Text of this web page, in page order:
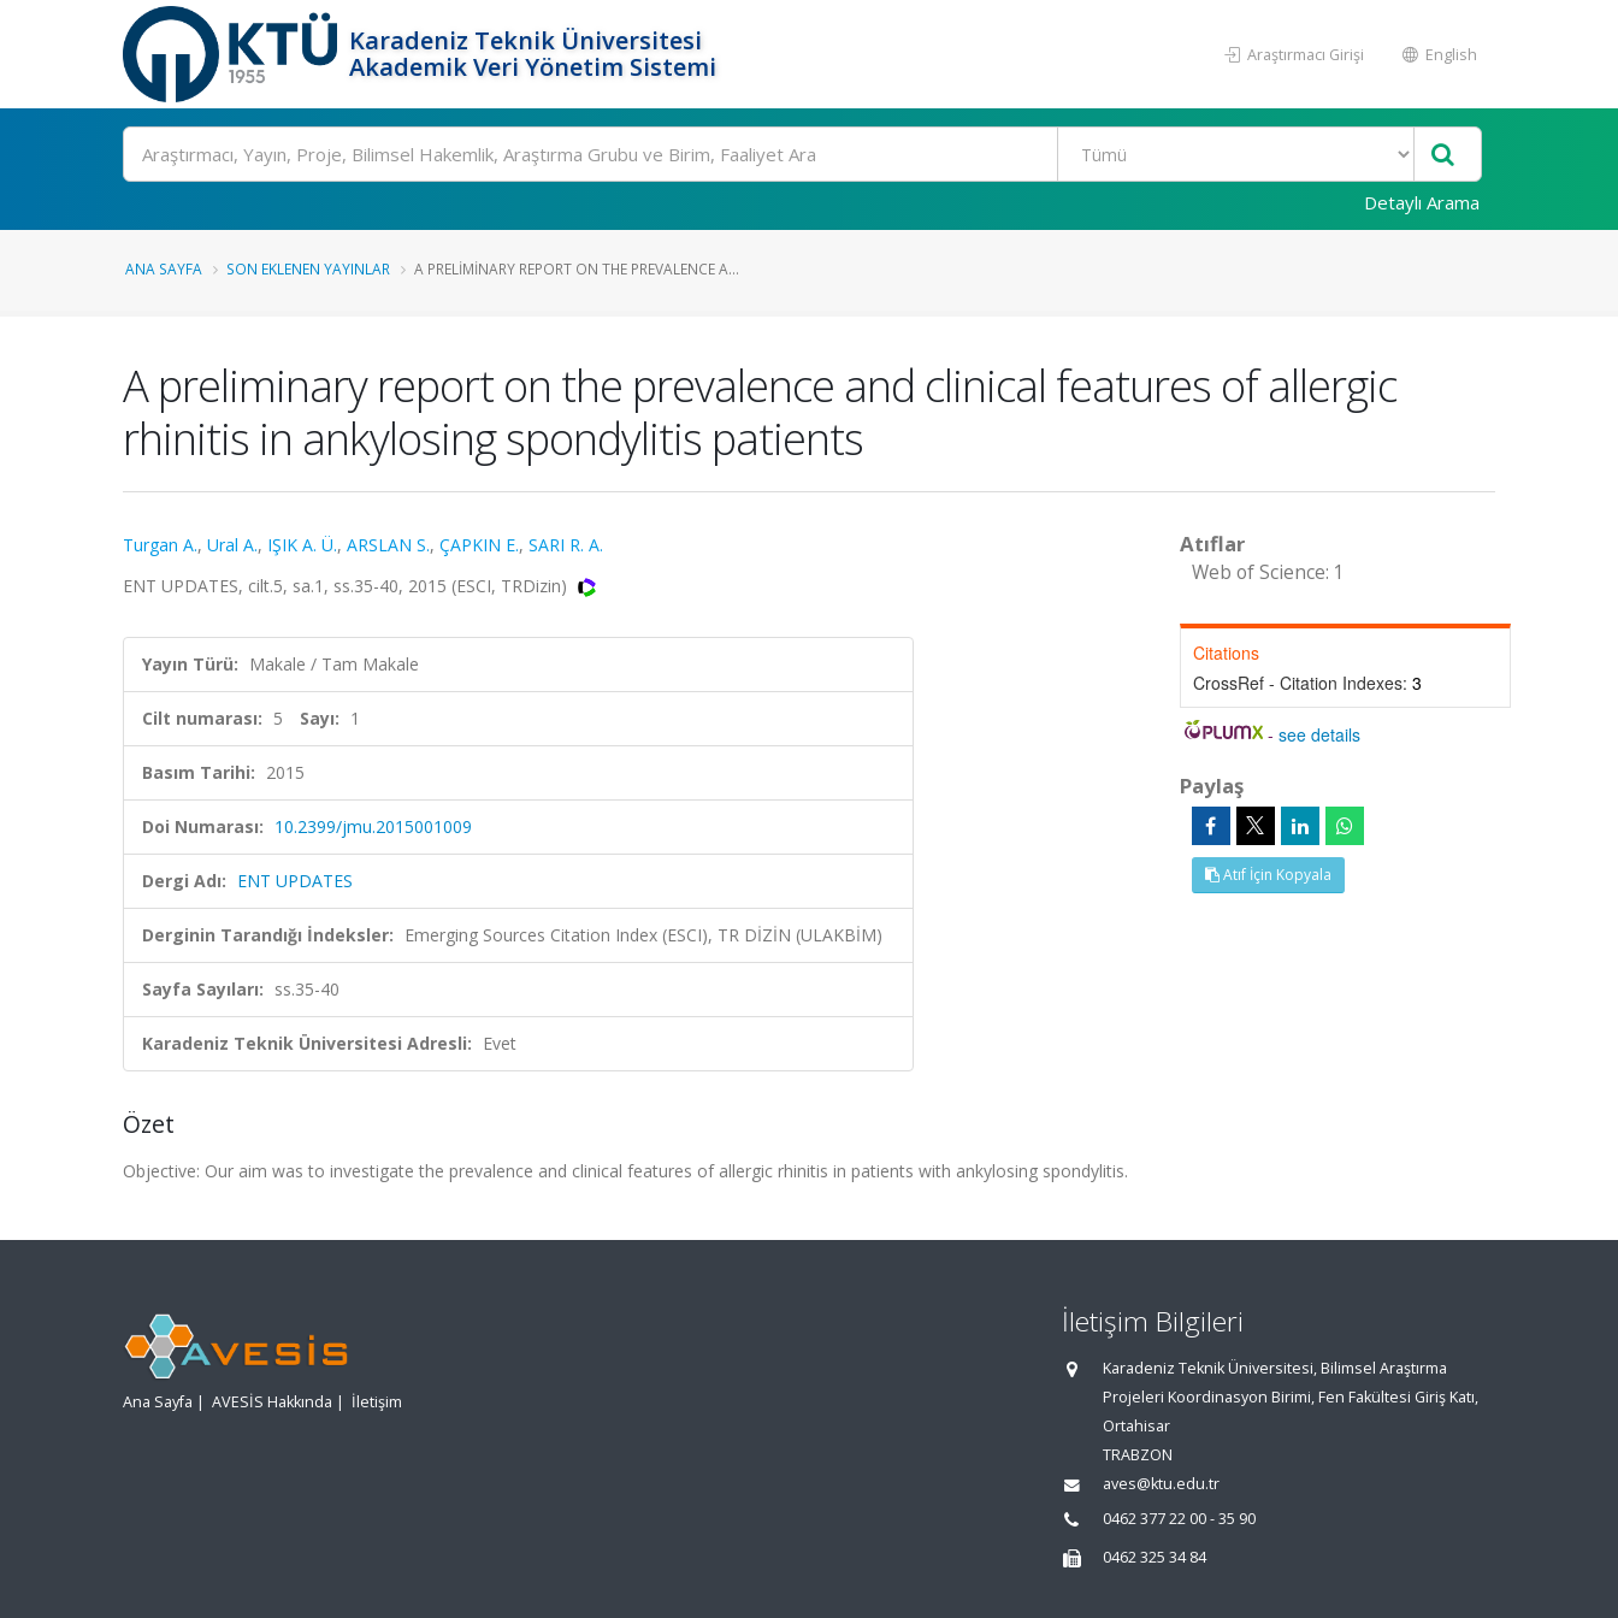
Karadeniz Teknik Üniversitesi
Akademik Veri Yönetim Sistemi
Araştırmacı Girişi English
Ara
Detaylı Arama
ANA SAYFA SON EKLENEN YAYINLAR A PRELIMINARY REPORT ON THE PREVALENCE A...
A preliminary report on the prevalence and clinical features of allergic
rhinitis in ankylosing spondylitis patients
Turgan A., Ural A., IŞIK A. Ü., ARSLAN S., ÇAPKIN E., SARI R. A.
ENT UPDATES, cilt.5, sa.1, ss.35-40, 2015 (ESCI, TRDizin)
Yayın Türü: Makale / Tam Makale
Cilt numarası: 5 Sayı: 1
Basım Tarihi: 2015
Doi Numarası: 10.2399/jmu.2015001009
Dergi Adı: ENT UPDATES
Derginin Tarandığı İndeksler: Emerging Sources Citation Index (ESCI), TR DİZİN (ULAKBİM)
Sayfa Sayıları: ss.35-40
Karadeniz Teknik Üniversitesi Adresli: Evet
Özet
Objective: Our aim was to investigate the prevalence and clinical features of allergic rhinitis in patients with ankylosing spondylitis.
Atıflar
Web of Science: 1
Citations
CrossRef - Citation Indexes: 3
-see details
Paylaş
Atıf İçin Kopyala
Ana Sayfa | AVESİS Hakkında | İletişim
İletişim Bilgileri
Karadeniz Teknik Üniversitesi, Bilimsel Araştırma
Projeleri Koordinasyon Birimi, Fen Fakültesi Giriş Katı,
Ortahisar
TRABZON
aves@ktu.edu.tr
0462 377 22 00 - 35 90
0462 325 34 84